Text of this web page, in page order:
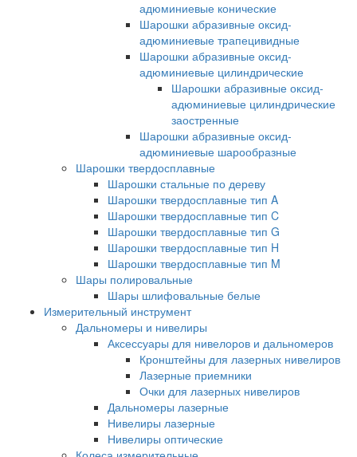
адюминиевые конические
Шарошки абразивные оксид-
адюминиевые трапецивидные
Шарошки абразивные оксид-
адюминиевые цилиндрические
Шарошки абразивные оксид-
адюминиевые цилиндрические
заостренные
Шарошки абразивные оксид-
адюминиевые шарообразные
Шарошки твердосплавные
Шарошки стальные по дереву
Шарошки твердосплавные тип A
Шарошки твердосплавные тип C
Шарошки твердосплавные тип G
Шарошки твердосплавные тип H
Шарошки твердосплавные тип M
Шары полировальные
Шары шлифовальные белые
Измерительный инструмент
Дальномеры и нивелиры
Аксессуары для нивелоров и дальномеров
Кронштейны для лазерных нивелиров
Лазерные приемники
Очки для лазерных нивелиров
Дальномеры лазерные
Нивелиры лазерные
Нивелиры оптические